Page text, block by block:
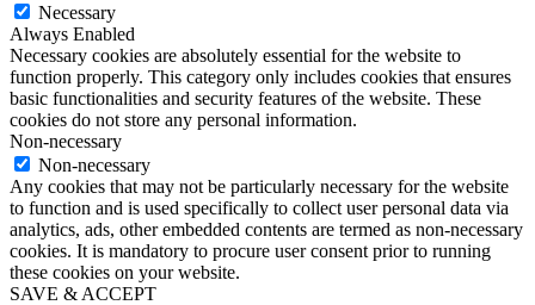
Necessary
Always Enabled
Necessary cookies are absolutely essential for the website to
function properly. This category only includes cookies that ensures
basic functionalities and security features of the website. These
cookies do not store any personal information.
Non-necessary
Non-necessary
Any cookies that may not be particularly necessary for the website
to function and is used specifically to collect user personal data via
analytics, ads, other embedded contents are termed as non-necessary
cookies. It is mandatory to procure user consent prior to running
these cookies on your website.
SAVE & ACCEPT